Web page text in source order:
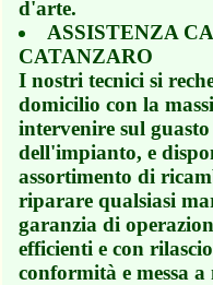
d'arte.
ASSISTENZA
CATANZARO
I nostri tecnici si
domicilio con la
intervenire sul
dell'impianto, e
assortimento di
riparare qualsiasi
garanzia di
efficienti e con
conformità e messa